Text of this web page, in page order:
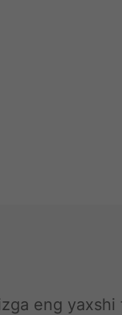
eng yaxshi